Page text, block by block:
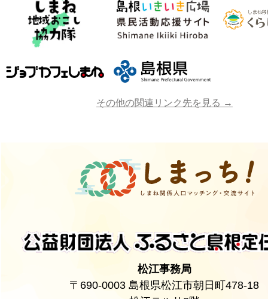
その他の関連リンク先を見る →
松江事務局
〒690-0003 島根県松江市朝日町478-18